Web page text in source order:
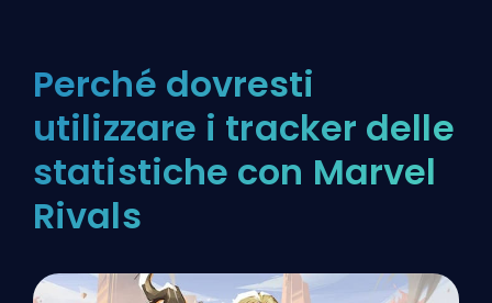
Perché dovresti
utilizzare i tracker delle
statistiche con Marvel
Rivals